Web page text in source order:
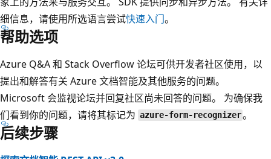
细信息，请使用所选语言尝试快速入门。
帮助选项
Azure Q&A和 Stack Overflow论坛可供开发者社区使用，以
提出和解答有关 Azure 文档智能及其他服务的问题。
Microsoft 会监视论坛并回复社区尚未回答的问题。 为确保我
们看到你的问题，请将其标记为 azure-form-recognizer。
后续步骤